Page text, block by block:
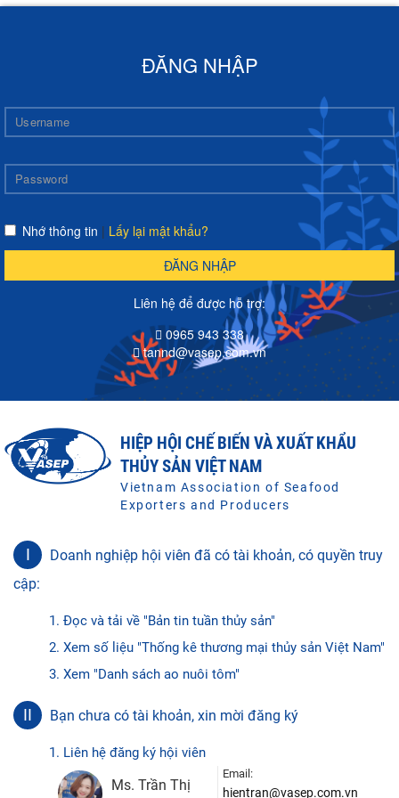
ĐĂNG NHẬP
Nhớ thông tin | Lấy lại mật khẩu?
ĐĂNG NHẬP
Liên hệ để được hỗ trợ:
0965 943 338
tannd@vasep.com.vn
HIỆP HỘI CHẾ BIẾN VÀ XUẤT KHẨU
THỦY SẢN VIỆT NAM
Vietnam Association of Seafood
Exporters and Producers
I
Doanh nghiệp hội viên đã có tài khoản, có quyền truy
cập:
1. Đọc và tải về "Bản tin tuần thủy sản"
2. Xem số liệu "Thống kê thương mại thủy sản Việt Nam"
3. Xem "Danh sách ao nuôi tôm"
II Bạn chưa có tài khoản, xin mời đăng ký
1. Liên hệ đăng ký hội viên
Ms. Trần Thị
Email:
hientran@vasep.com.vn